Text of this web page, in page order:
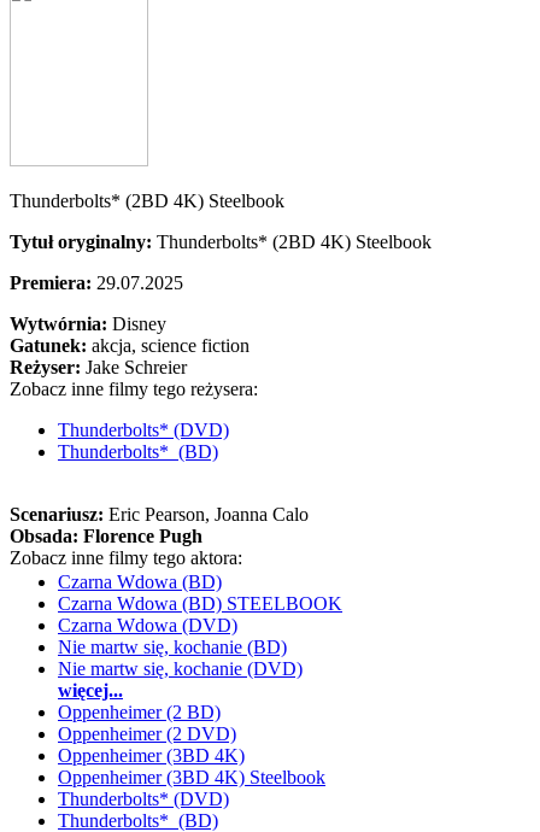
Thunderbolts* (2BD 4K) Steelbook
Tytuł oryginalny: Thunderbolts* (2BD 4K) Steelbook
Premiera: 29.07.2025
Wytwórnia: Disney
Gatunek: akcja, science fiction
Reżyser: Jake Schreier
Zobacz inne filmy tego reżysera:
Thunderbolts* (DVD)
Thunderbolts* (BD)
Scenariusz: Eric Pearson, Joanna Calo
Obsada: Florence Pugh
Zobacz inne filmy tego aktora:
Czarna Wdowa (BD)
Czarna Wdowa (BD) STEELBOOK
Czarna Wdowa (DVD)
Nie martw się, kochanie (BD)
Nie martw się, kochanie (DVD)
więcej...
Oppenheimer (2 BD)
Oppenheimer (2 DVD)
Oppenheimer (3BD 4K)
Oppenheimer (3BD 4K) Steelbook
Thunderbolts* (DVD)
Thunderbolts* (BD)